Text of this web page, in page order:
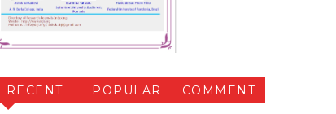
RECENT POPULAR COMMENT